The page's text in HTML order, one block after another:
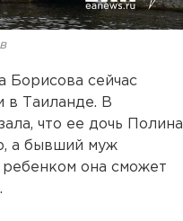
Борисова сейчас
в Таиланде. В
что ее дочь Полина
а бывший муж
ребенком она сможет